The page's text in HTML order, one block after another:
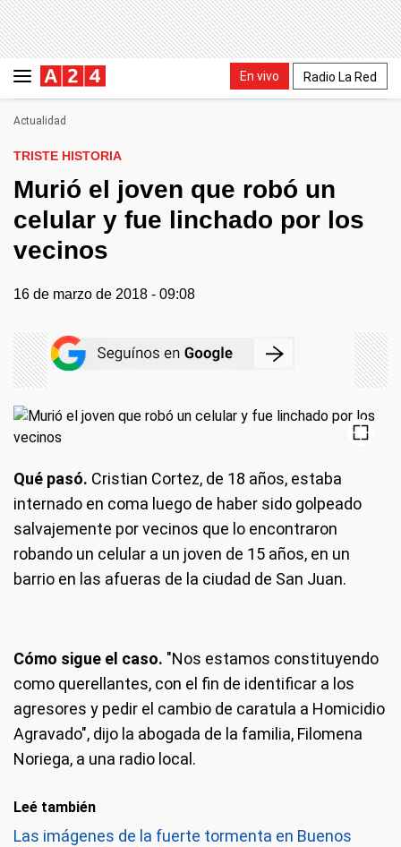
En vivo Radio La Red
Actualidad
TRISTE HISTORIA
Murió el joven que robó un
celular y fue linchado por los
vecinos
16 de marzo de 2018 - 09:08
Qué pasó. Cristian Cortez, de 18 años, estaba
internado en coma luego de haber sido golpeado
salvajemente por vecinos que lo encontraron
robando un celular a un joven de 15 años, en un
barrio en las afueras de la ciudad de San Juan.
Cómo sigue el caso. "Nos estamos constituyendo
como querellantes, con el fin de identificar a los
agresores y pedir el cambio de caratula a Homicidio
Agravado", dijo la abogada de la familia, Filomena
Noriega, a una radio local.
Leé también
Las imágenes de la fuerte tormenta en Buenos